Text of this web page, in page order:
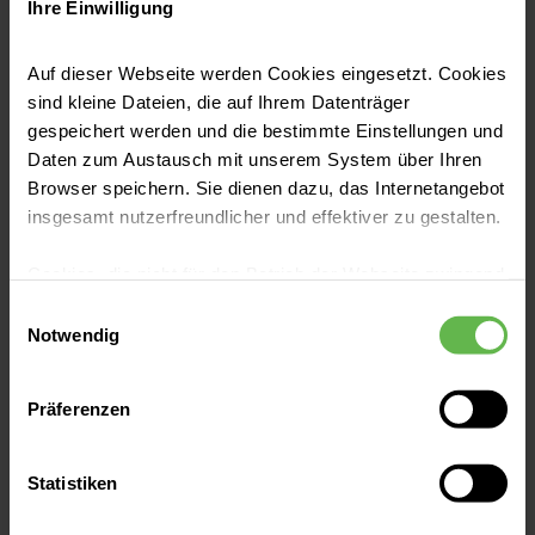
Ihre Einwilligung
Auf dieser Webseite werden Cookies eingesetzt. Cookies
sind kleine Dateien, die auf Ihrem Datenträger
gespeichert werden und die bestimmte Einstellungen und
Daten zum Austausch mit unserem System über Ihren
Browser speichern. Sie dienen dazu, das Internetangebot
insgesamt nutzerfreundlicher und effektiver zu gestalten.
eingesetzt werden.
Es steht Ihnen frei, unsere Seite mit nur den notwendigen
Cookies zu benutzen, eine individuelle Auswahl
oder durch Auswahl von „Alle Cookies akzeptieren“ in die
Notwendig
Präferenzen
Statistiken
unterstützen können und worauf Sie lieber
verzichten sollten.
Gesunde Ernährung
Am 31. Oktober ist Halloween. Traditionell
gruseligen Grimassen die Häuser. Doch nicht